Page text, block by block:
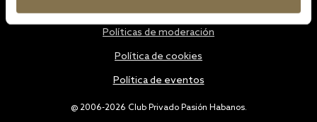
@ 2006-2026 Club Privado Pasión Habanos.
Políticas de moderación
Política de cookies
Política de eventos